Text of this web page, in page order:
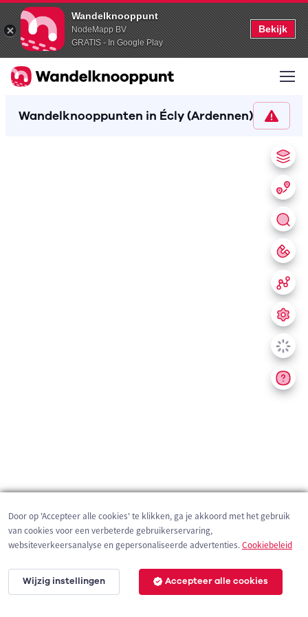
Wandelknooppunt
NodeMapp BV
GRATIS - In Google Play
Bekijk
Wandelknooppunten in Écly (Ardennen)
200 m
Door op 'Accepteer alle cookies' te klikken, ga je akkoord met het gebruik
van cookies voor een verbeterde gebruikerservaring,
websiteverkeersanalyse en gepersonaliseerde advertenties.Cookiebeleid
Wijzig instellingen Accepteer alle cookies